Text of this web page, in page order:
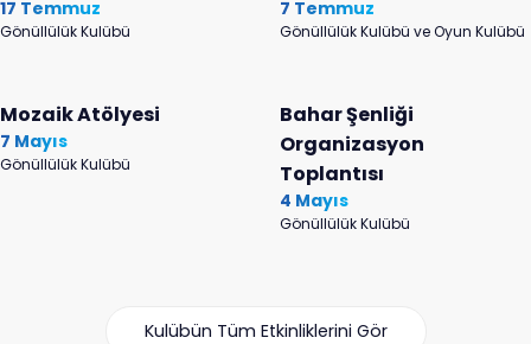
17 Temmuz
Gönüllülük Kulübü
7 Temmuz
Gönüllülük Kulübü ve Oyun Kulübü
Mozaik Atölyesi
7 Mayıs
Gönüllülük Kulübü
Bahar Şenliği
Organizasyon
Toplantısı
4 Mayıs
Gönüllülük Kulübü
Kulübün Tüm Etkinliklerini Gör